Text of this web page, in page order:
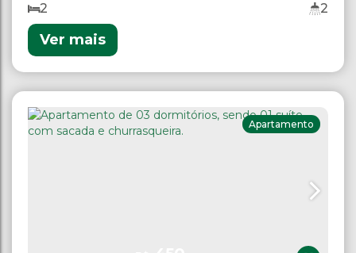
2 2
Ver mais
Apartamento